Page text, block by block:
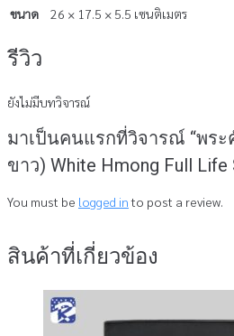
ขนาด
26 × 17.5 × 5.5 เซนติเมตร
รีวิว
ยังไม่มีบทวิจารณ์
มาเป็นคนแรกที่วิจารณ์ “พร
ขาว) White Hmong Full Life
You must be logged into post a review.
สินค้าที่เกี่ยวข้อง